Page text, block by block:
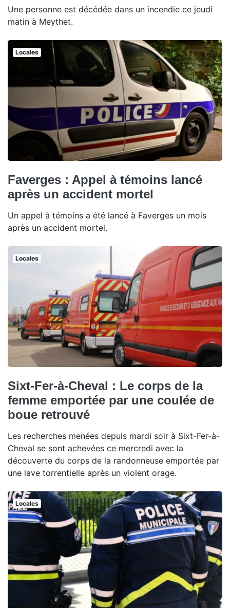
Une personne est décédée dans un incendie ce jeudi
matin à Meythet.
Locales
Faverges : Appel à témoins lancé
après un accident mortel
Un appel à témoins a été lancé à Faverges un mois
après un accident mortel.
Locales
Sixt-Fer-à-Cheval : Le corps de la
femme emportée par une coulée de
boue retrouvé
Les recherches menées depuis mardi soir à Sixt-Fer-à-
Cheval se sont achevées ce mercredi avec la
découverte du corps de la randonneuse emportée par
une lave torrentielle après un violent orage.
Locales